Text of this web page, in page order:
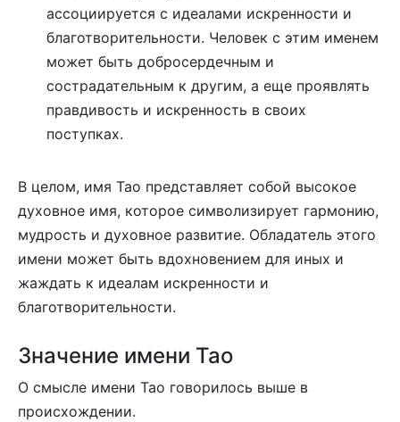
ассоциируется с идеалами искренности и
благотворительности. Человек с этим именем
может быть добросердечным и
сострадательным к другим, а еще проявлять
правдивость и искренность в своих
поступках.
В целом, имя Тао представляет собой высокое
духовное имя, которое символизирует гармонию,
мудрость и духовное развитие. Обладатель этого
имени может быть вдохновением для иных и
жаждать к идеалам искренности и
благотворительности.
Значение имени Тао
О смысле имени Тао говорилось выше в
происхождении.